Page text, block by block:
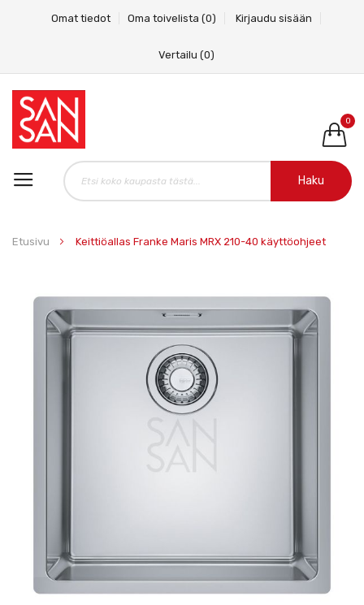
Omat tiedot Oma toivelista (0) Kirjaudu sisään
Vertailu (0)
0
Haku
Etusivu Keittiöallas Franke Maris MRX 210-40 käyttöohjeet